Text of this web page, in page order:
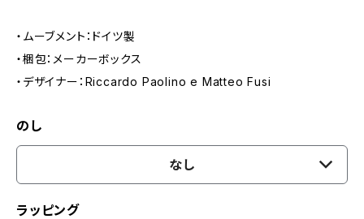
・ムーブメント：ドイツ製
・梱包：メーカーボックス
・デザイナー：Riccardo Paolino e Matteo Fusi
のし
なし
ラッピング